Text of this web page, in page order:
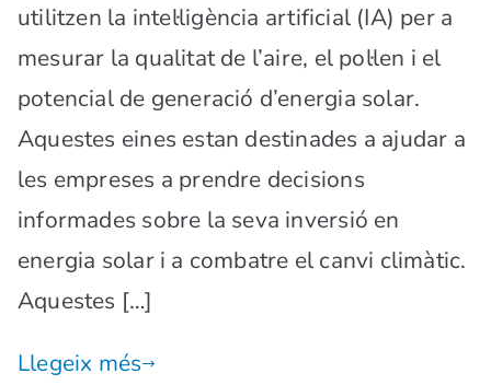
utilitzen la intel·ligència artificial (IA) per a
mesurar la qualitat de l’aire, el pol·len i el
potencial de generació d’energia solar.
Aquestes eines estan destinades a ajudar a
les empreses a prendre decisions
informades sobre la seva inversió en
energia solar i a combatre el canvi climàtic.
Aquestes […]
Llegeix més